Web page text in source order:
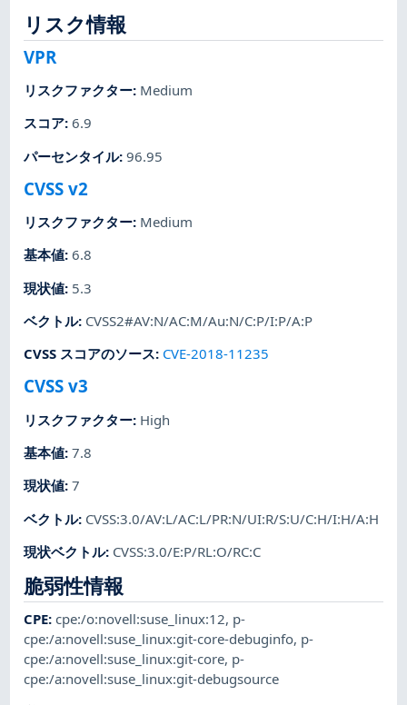
リスク情報
VPR
リスクファクター: Medium
スコア:6.9
パーセンタイル:96.95
CVSS v2
リスクファクター: Medium
基本値:6.8
現状値: 5.3
ベクトル: CVSS2#AV:N/AC:M/Au:N/C:P/I:P/A:P
CVSS スコアのソース: CVE-2018-11235
CVSS v3
リスクファクター: High
基本値:7.8
現状値:7
ベクトル: CVSS:3.0/AV:L/AC:L/PR:N/UI:R/S:U/C:H/I:H/A:H
現状ベクトル: CVSS:3.0/E:P/RL:O/RC:C
脆弱性情報
CPE:cpe:/o:novell:suse_linux:12, p-
cpe:/a:novell:suse_linux:git-core-debuginfo, p-
cpe:/a:novell:suse_linux:git-core, p-
cpe:/a:novell:suse_linux:git-debugsource